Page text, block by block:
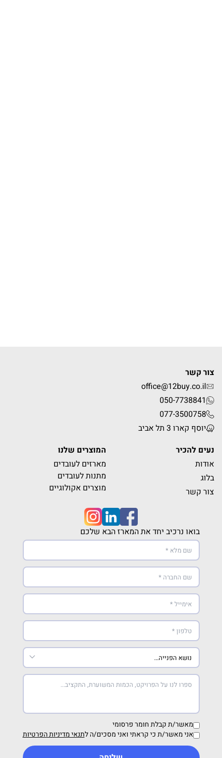
צור קשר
office@12buy.co.il
050-7738841
077-3500758
יוסף קארו 3 תל אביב
נעים להכיר
אודות
בלוג
צור קשר
המוצרים שלנו
מארזים לעובדים
מתנות לעובדים
מוצרים אקולוגיים
בואו נרכיב יחד את המארז הבא שלכם
מאשר/ת קבלת חומר פרסומי
אני מאשר/ת כי קראתי ואני מסכים/ה לתנאי מדיניות הפרטיות